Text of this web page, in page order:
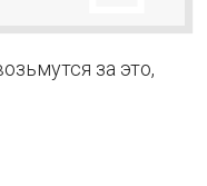
за это,